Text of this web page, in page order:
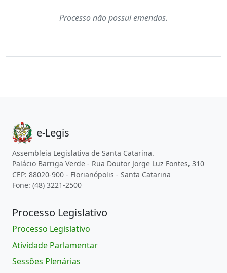
Processo não possui emendas.
e-Legis
Assembleia Legislativa de Santa Catarina.
Palácio Barriga Verde - Rua Doutor Jorge Luz Fontes, 310
CEP: 88020-900 - Florianópolis - Santa Catarina
Fone: (48) 3221-2500
Processo Legislativo
Processo Legislativo
Atividade Parlamentar
Sessões Plenárias